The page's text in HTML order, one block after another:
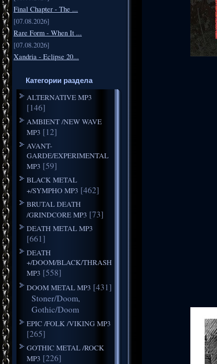
Final Chapter - The ...
[07.08.2026]
Rare Form - When It ...
[07.08.2026]
Xandria - Eclipse 20...
Категории раздела
ALTERNATIVE MP3
[146]
AMBIENT /NEW WAVE
MP3 [12]
AVANT-
GARDE/EXPERIMENTAL
MP3 [59]
BLACK METAL
+/SYMPHO MP3 [462]
BRUTAL DEATH
/GRINDCORE MP3 [73]
DEATH METAL MP3
[661]
DEATH
+/DOOM/BLACK/THRASH
MP3 [558]
DOOM METAL MP3 [431]
Stoner/Doom,
Gothic/Doom
EPIC /FOLK /VIKING MP3
[265]
GOTHIC METAL /ROCK
MP3 [226]